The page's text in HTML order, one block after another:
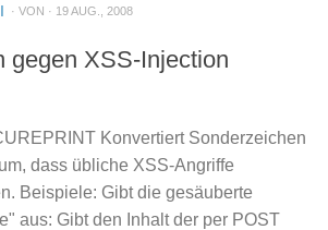
· VON · 19 AUG., 2008
gegen XSS-Injection
Konvertiert Sonderzeichen
dass übliche XSS-Angriffe
Beispiele: Gibt die gesäuberte
aus: Gibt den Inhalt der per POST